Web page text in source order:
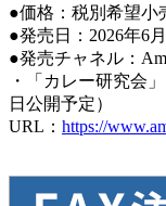
●価格：税別希望小
●発売日：2026年6
●発売チャネル：
・「カレー研究会
日公開予定）
URL： https://